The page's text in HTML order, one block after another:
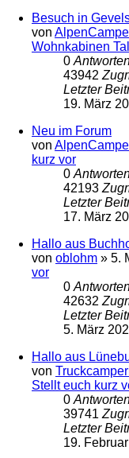
Besuch in
von
Wohnkabinen
0
43942
Letzter
19. März
Neu im Forum
von
kurz vor
0
42193
Letzter
17. März
Hallo aus
von oblohm » 5.
vor
0
42632
Letzter
5. März
Hallo aus
von
Stellt euch kurz
0
39741
Letzter
19.